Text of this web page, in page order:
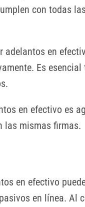
con todas
adelantos en
Es
en efectivo es
las mismas firmas.
en efectivo
en línea. Al